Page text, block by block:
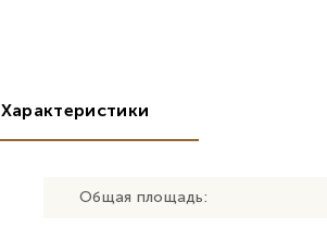
Характеристики
Общая площадь: